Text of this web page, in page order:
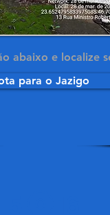
abaixo e localize
para o Jazigo